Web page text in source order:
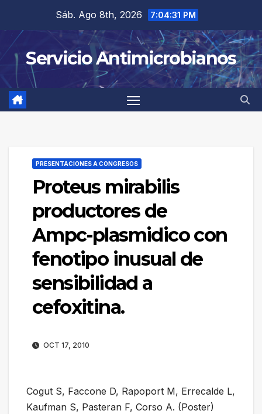
contenido
Sáb. Ago 8th, 2026 7:04:31 PM
Servicio Antimicrobianos
PRESENTACIONES A CONGRESOS
Proteus mirabilis
productores de
Ampc-plasmidico con
fenotipo inusual de
sensibilidad a
cefoxitina.
OCT 17, 2010
Cogut S, Faccone D, Rapoport M, Errecalde L,
Kaufman S, Pasteran F, Corso A. (Poster)